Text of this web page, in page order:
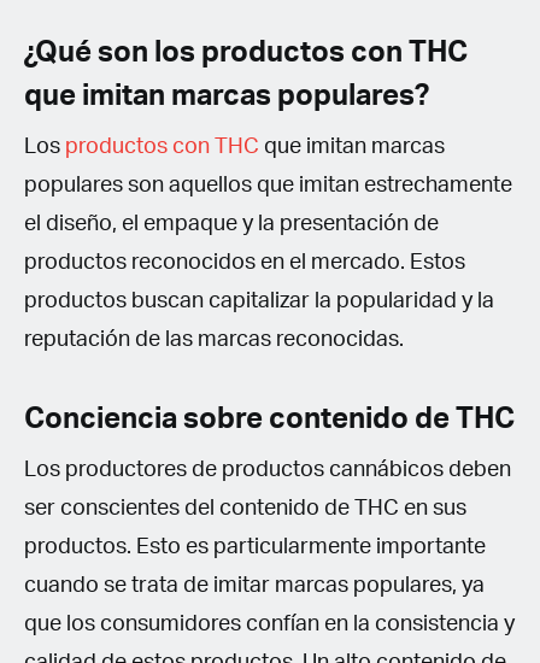
¿Qué son los productos con THC
que imitan marcas populares?
Los productos con THC que imitan marcas
populares son aquellos que imitan estrechamente
el diseño, el empaque y la presentación de
productos reconocidos en el mercado. Estos
productos buscan capitalizar la popularidad y la
reputación de las marcas reconocidas.
Conciencia sobre contenido de THC
Los productores de productos cannábicos deben
ser conscientes del contenido de THC en sus
productos. Esto es particularmente importante
cuando se trata de imitar marcas populares, ya
que los consumidores confían en la consistencia y